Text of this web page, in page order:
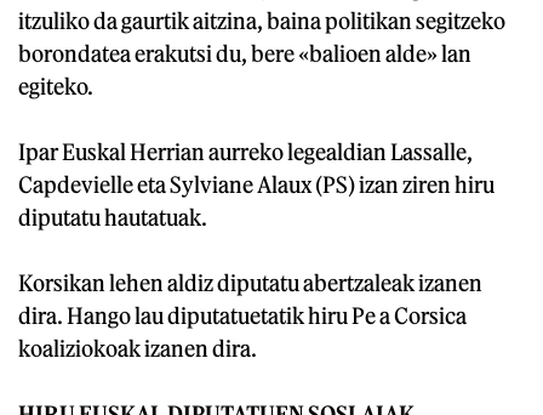
itzuliko da gaurtik aitzina, baina politikan segitzeko
borondatea erakutsi du, bere «balioen alde» lan
egiteko.
Ipar Euskal Herrian aurreko legealdian Lassalle,
Capdevielle eta Sylviane Alaux (PS) izan ziren hiru
diputatu hautatuak.
Korsikan lehen aldiz diputatu abertzaleak izanen
dira. Hango lau diputatuetatik hiru Pe a Corsica
koaliziokoak izanen dira.